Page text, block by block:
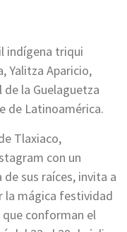
indígena triqui
Yalitza Aparicio,
la Guelaguetza
de Latinoamérica.
Tlaxiaco,
con un
sus raíces, invita a
la mágica festividad
conforman el